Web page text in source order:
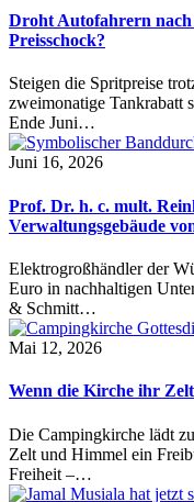
Droht Autofahrern nach
Preisschock?
Steigen die Spritpreise
zweimonatige Tankrabatt
Ende Juni…
Juni 16, 2026
Prof. Dr. h. c. mult.
Verwaltungsgebäude
Elektrogroßhändler der
Euro in nachhaltigen
& Schmitt…
Mai 12, 2026
Wenn die Kirche ihr
Die Campingkirche lädt
Zelt und Himmel ein
Freiheit –…